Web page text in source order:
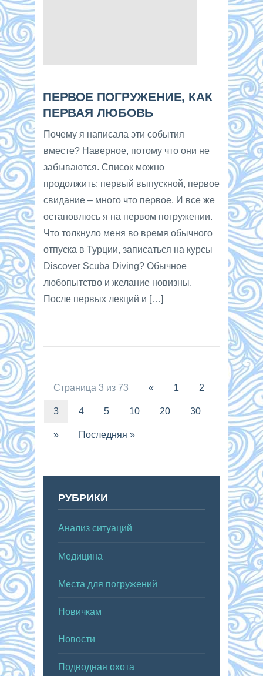
ПЕРВОЕ ПОГРУЖЕНИЕ, КАК
ПЕРВАЯ ЛЮБОВЬ
Почему я написала эти события
вместе? Наверное, потому что они не
забываются. Список можно
продолжить: первый выпускной, первое
свидание – много что первое. И все же
остановлюсь я на первом погружении.
Что толкнуло меня во время обычного
отпуска в Турции, записаться на курсы
Discover Scuba Diving? Обычное
любопытство и желание новизны.
После первых лекций и […]
Страница 3 из 73 « 1 2
3 4 5 10 20 30
» Последняя »
РУБРИКИ
Анализ ситуаций
Медицина
Места для погружений
Новичкам
Новости
Подводная охота